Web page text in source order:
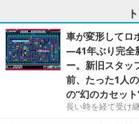
車が変形してロ
―41年ぶり完全
ー。新旧スタッ
前、たった1人
の“幻のカセッ
長い時を経て受け